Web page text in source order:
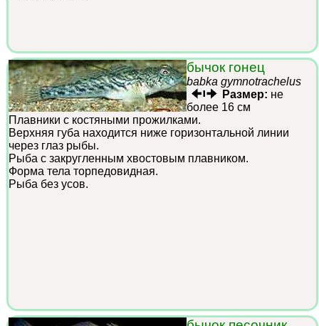
бычок гонец
babka gymnotrachelus
Размер: не
более 16 см
Плавники с костяными прожилками.
Верхняя губа находится ниже горизонтальной линии
через глаз рыбы.
Рыба с закругленным хвостовым плавником.
Форма тела торпедовидная.
Рыба без усов.